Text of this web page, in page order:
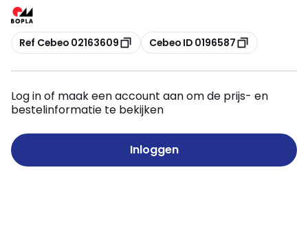
Kopiëren
Ref Cebeo 02163609 Kopiëren
Cebeo ID 0196587
Log in of maak een account aan om de prijs- en
bestelinformatie te bekijken
Inloggen